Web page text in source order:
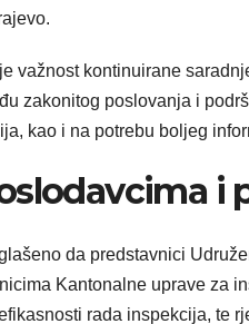
važnost kontinuirane
zakonitog poslovanja i
kao i na potrebu boljeg
i
da predstavnici
Kantonalne uprave za
rada inspekcija, te